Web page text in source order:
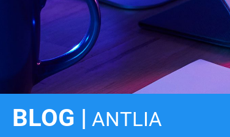
BLOG | ANTLIA